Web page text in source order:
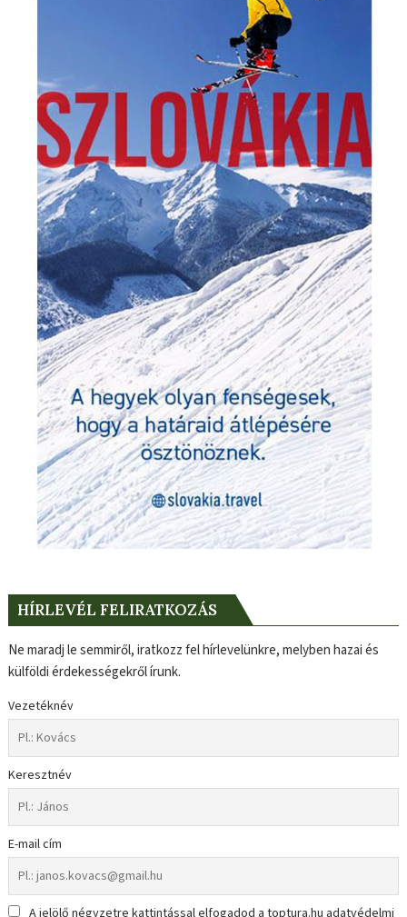
HÍRLEVÉL FELIRATKOZÁS
Ne maradj le semmiről, iratkozz fel hírlevelünkre, melyben hazai és
külföldi érdekességekről írunk.
Vezetéknév
Keresztnév
E-mail cím